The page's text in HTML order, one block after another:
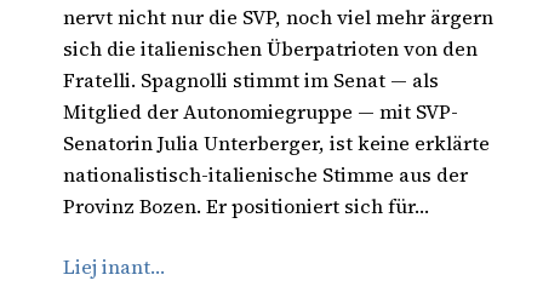
nervt nicht nur die SVP, noch viel mehr ärgern
sich die italienischen Überpatrioten von den
Fratelli. Spagnolli stimmt im Senat — als
Mitglied der Autonomiegruppe — mit SVP-
Senatorin Julia Unterberger, ist keine erklärte
nationalistisch-italienische Stimme aus der
Provinz Bozen. Er positioniert sich für…
Liej inant…